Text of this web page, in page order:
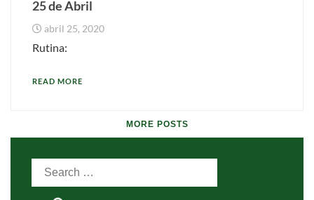
25 de Abril
abril 25, 2020
Rutina:
READ MORE
MORE POSTS
Search